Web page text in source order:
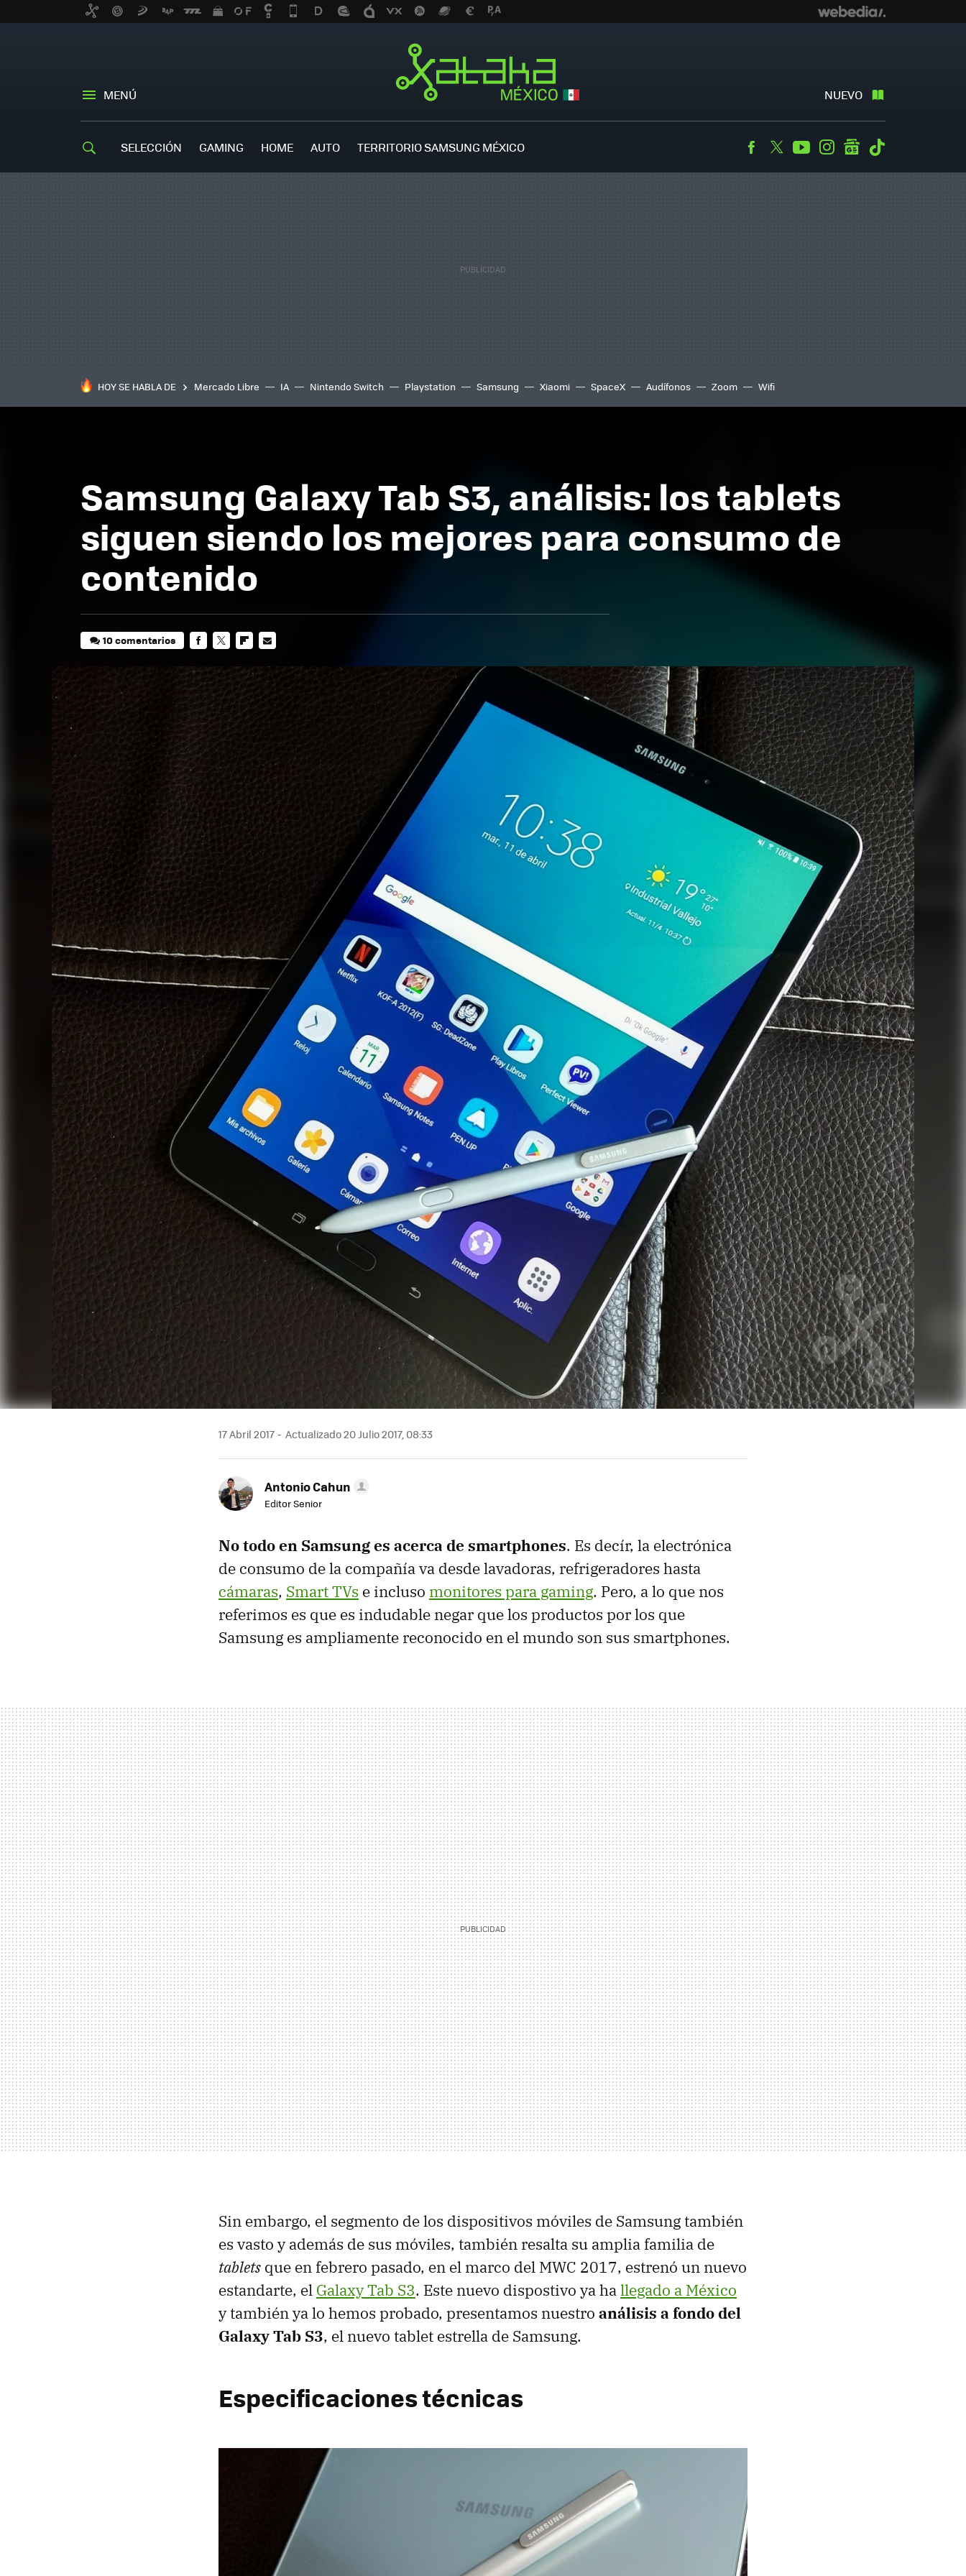
MENÚ NUEVO
SELECCIÓN GAMING HOME AUTO TERRITORIO SAMSUNG MÉXICO Facebook
TwitterYoutubeInstagramgooglenews
HOY SE HABLA DE Mercado Libre IA Nintendo Switch Playstation Samsung Xiaomi SpaceX Audífonos Zoom Wifi
Samsung Galaxy Tab S3, análisis: los tablets
siguen siendo los mejores para consumo de
contenido
10 comentarios
MAIL
17 Abril 2017 Actualizado 20 Julio 2017, 08:33
Antonio Cahun
Editor Senior
No todo en Samsung es acerca de smartphones. Es decír, la electrónica
de consumo de la compañía va desde lavadoras, refrigeradores hasta
cámaras, Smart TVs e incluso monitores para gaming. Pero, a lo que nos
referimos es que es indudable negar que los productos por los que
Samsung es ampliamente reconocido en el mundo son sus smartphones.
Sin embargo, el segmento de los dispositivos móviles de Samsung también
es vasto y además de sus móviles, también resalta su amplia familia de
tablets que en febrero pasado, en el marco del MWC 2017, estrenó un nuevo
estandarte, el Galaxy Tab S3. Este nuevo dispostivo ya hallegado a México
y también ya lo hemos probado, presentamos nuestro análisis a fondo del
Galaxy Tab S3, el nuevo tablet estrella de Samsung.
Especificaciones técnicas